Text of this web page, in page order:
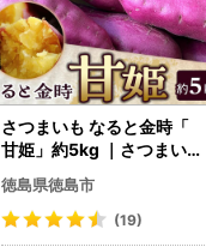
さつまいも なると金時「
甘姫」約5kg ｜さつまいも
新芋 7月下旬から順次発送
徳島県徳島市
(19)